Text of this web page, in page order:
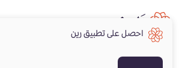
احصل على تطبيق رين